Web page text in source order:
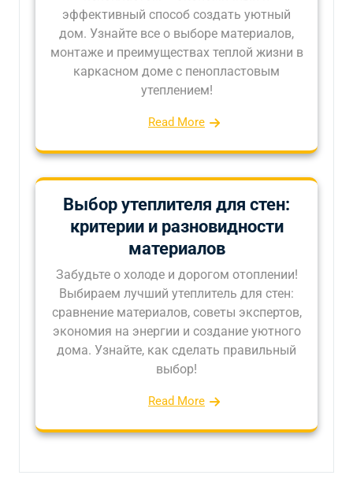
эффективный способ создать уютный
дом. Узнайте все о выборе материалов,
монтаже и преимуществах теплой жизни в
каркасном доме с пенопластовым
утеплением!
Read More
Выбор утеплителя для стен:
критерии и разновидности
материалов
Забудьте о холоде и дорогом отоплении!
Выбираем лучший утеплитель для стен:
сравнение материалов, советы экспертов,
экономия на энергии и создание уютного
дома. Узнайте, как сделать правильный
выбор!
Read More